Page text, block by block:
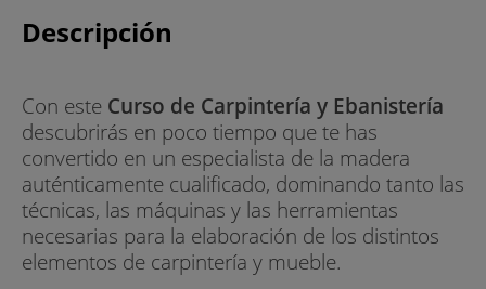
Descripción
Con este Curso de Carpintería y Ebanistería
descubrirás en poco tiempo que te has
convertido en un especialista de la madera
auténticamente cualificado, dominando tanto las
técnicas, las máquinas y las herramientas
necesarias para la elaboración de los distintos
elementos de carpintería y mueble.